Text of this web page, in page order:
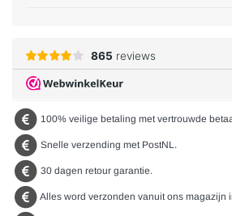
toegevoegd
aan
winkelwagen100% veilige betaling met vertrouwde
Snelle verzending met PostNL.
30 dagen retour garantie.
Alles word verzonden vanuit ons magazijn